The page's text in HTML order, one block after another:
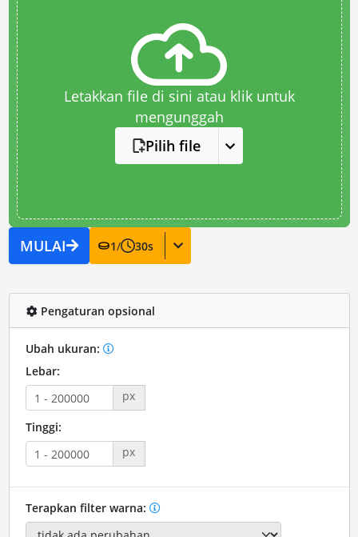
Letakkan file di sini atau klik untuk
mengunggah
Pilih file
MULAI 1/ 30s
Pengaturan opsional
Ubah ukuran:
Lebar:
px
Tinggi:
px
Terapkan filter warna: